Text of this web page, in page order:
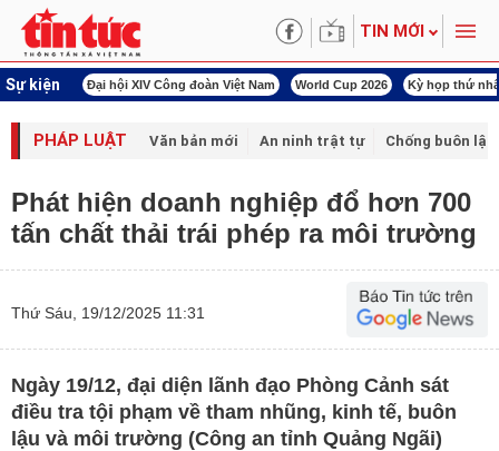
TIN MỚI
Sự kiện
đoàn Việt Nam World Cup 2026 Kỳ họp thứ nhất Quốc hội khóa XVI Đảm
PHÁP LUẬT Văn bản mới An ninh trật tự Chống buôn
Phát hiện doanh nghiệp đổ hơn 700
tấn chất thải trái phép ra môi trường
Thứ Sáu, 19/12/2025 11:31
Ngày 19/12, đại diện lãnh đạo Phòng Cảnh sát
điều tra tội phạm về tham nhũng, kinh tế, buôn
lậu và môi trường (Công an tỉnh Quảng Ngãi)